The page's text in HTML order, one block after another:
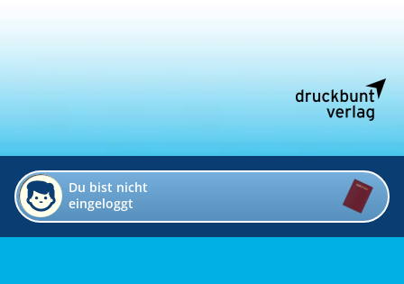
Du bist nicht
eingeloggt